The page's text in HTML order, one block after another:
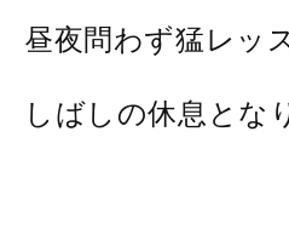
昼夜問わず猛レッ
しばしの休息とな